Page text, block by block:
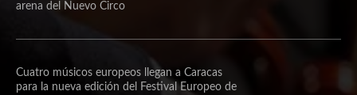
arena del Nuevo Circo
Cuatro músicos europeos llegan a Caracas
para la nueva edición del Festival Europeo de